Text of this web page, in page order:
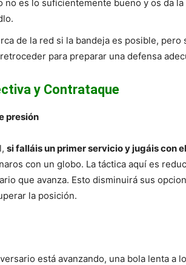
no es lo suficientemente bueno y os da
de la red si la bandeja es posible, pero
para preparar una defensa
y Contrataque
presión
si falláis un primer servicio y jugáis con
con un globo. La táctica aquí es
que avanza. Esto disminuirá sus
la posición.
está avanzando, una bola lenta a